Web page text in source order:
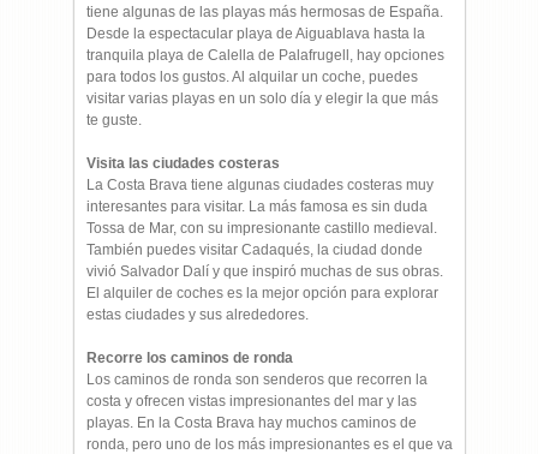
tiene algunas de las playas más hermosas de España.
Desde la espectacular playa de Aiguablava hasta la
tranquila playa de Calella de Palafrugell, hay opciones
para todos los gustos. Al alquilar un coche, puedes
visitar varias playas en un solo día y elegir la que más
te guste.
Visita las ciudades costeras
La Costa Brava tiene algunas ciudades costeras muy
interesantes para visitar. La más famosa es sin duda
Tossa de Mar, con su impresionante castillo medieval.
También puedes visitar Cadaqués, la ciudad donde
vivió Salvador Dalí y que inspiró muchas de sus obras.
El alquiler de coches es la mejor opción para explorar
estas ciudades y sus alrededores.
Recorre los caminos de ronda
Los caminos de ronda son senderos que recorren la
costa y ofrecen vistas impresionantes del mar y las
playas. En la Costa Brava hay muchos caminos de
ronda, pero uno de los más impresionantes es el que va